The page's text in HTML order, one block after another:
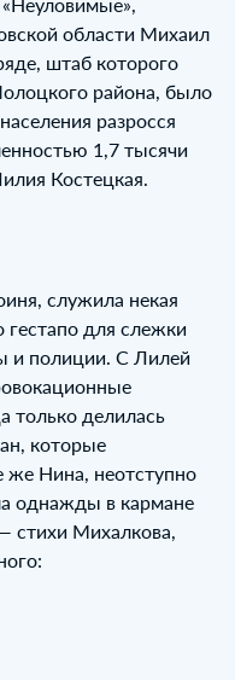
области Михаил
штаб которого
района, было
разросся
1,7 тысячи
Костецкая.
служила некая
гестапо для слежки
и полиции. С Лилей
только делилась
которые
же Нина, неотступно
однажды в кармане
стихи Михалкова,